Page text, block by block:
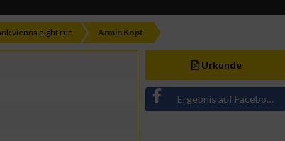
vienna night run Armin Köpf
Urkunde
Ergebnis auf Facebook teilen